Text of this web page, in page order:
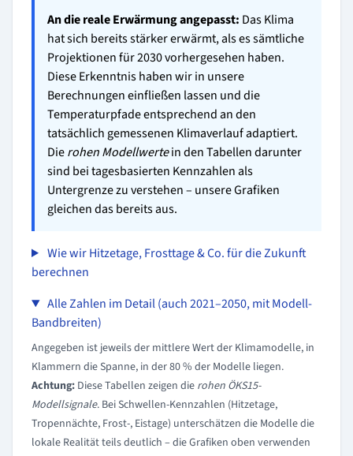
An die reale Erwärmung angepasst: Das Klima
hat sich bereits stärker erwärmt, als es sämtliche
Projektionen für 2030 vorhergesehen haben.
Diese Erkenntnis haben wir in unsere
Berechnungen einfließen lassen und die
Temperaturpfade entsprechend an den
tatsächlich gemessenen Klimaverlauf adaptiert.
Dierohen Modellwertein den Tabellen darunter
sind bei tagesbasierten Kennzahlen als
Untergrenze zu verstehen – unsere Grafiken
gleichen das bereits aus.
Wie wir Hitzetage, Frosttage & Co. für die Zukunft
berechnen
Alle Zahlen im Detail (auch 2021–2050, mit Modell-
Bandbreiten)
Angegeben ist jeweils der mittlere Wert der Klimamodelle, in
Klammern die Spanne, in der 80 % der Modelle liegen.
Achtung: Diese Tabellen zeigen die rohen ÖKS15-
Modellsignale. Bei Schwellen-Kennzahlen (Hitzetage,
Tropennächte, Frost-, Eistage) unterschätzen die Modelle die
lokale Realität teils deutlich – die Grafiken oben verwenden